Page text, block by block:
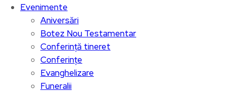
Evenimente
Aniversări
Botez Nou Testamentar
Conferință tineret
Conferințe
Evanghelizare
Funeralii